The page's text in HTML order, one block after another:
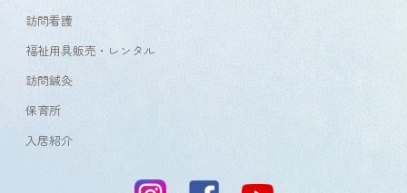
訪問看護
福祉用具販売・レンタル
訪問鍼灸
保育所
入居紹介